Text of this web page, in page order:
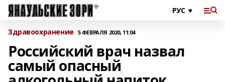
Здравоохранение 5 ФЕВРАЛЯ 2020, 11:04
Российский врач назвал
самый опасный